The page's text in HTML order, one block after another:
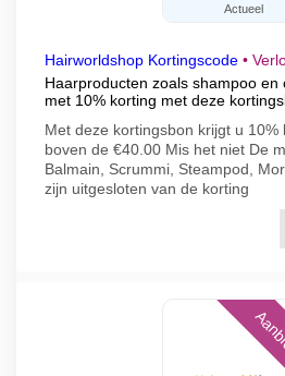
Actueel
Hairworldshop Kortingscode •
Haarproducten zoals shampoo
met 10% korting met deze
Met deze kortingsbon krijgt u 10%
boven de €40.00 Mis het niet De
Balmain, Scrummi, Steampod,
zijn uitgesloten van de korting